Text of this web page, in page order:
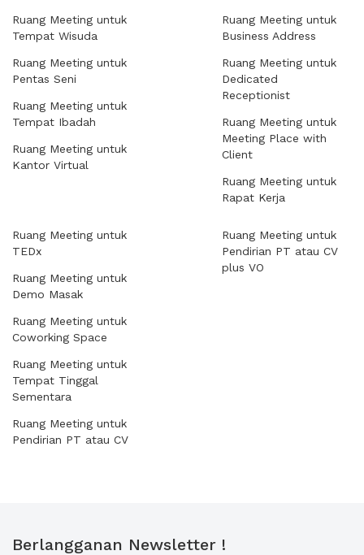
Ruang Meeting untuk
Tempat Wisuda
Ruang Meeting untuk
Pentas Seni
Ruang Meeting untuk
Tempat Ibadah
Ruang Meeting untuk
Kantor Virtual
Ruang Meeting untuk
Business Address
Ruang Meeting untuk
Dedicated
Receptionist
Ruang Meeting untuk
Meeting Place with
Client
Ruang Meeting untuk
Rapat Kerja
Ruang Meeting untuk
TEDx
Ruang Meeting untuk
Demo Masak
Ruang Meeting untuk
Coworking Space
Ruang Meeting untuk
Tempat Tinggal
Sementara
Ruang Meeting untuk
Pendirian PT atau CV
Ruang Meeting untuk
Pendirian PT atau CV
plus VO
Berlangganan Newsletter !